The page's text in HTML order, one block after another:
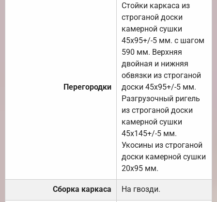
Перегородки
Стойки каркаса из
строганой доски
камерной сушки
45х95+/-5 мм. с шагом
590 мм. Верхняя
двойная и нижняя
обвязки из строганой
доски 45х95+/-5 мм.
Разгрузочный ригель
из строганой доски
камерной сушки
45х145+/-5 мм.
Укосины из строганой
доски камерной сушки
20х95 мм.
Сборка каркаса На гвозди.